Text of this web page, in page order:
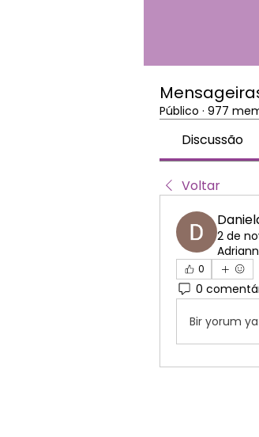
Público · 977
Discussão
Voltar
2 de
0
0
Bir yorum